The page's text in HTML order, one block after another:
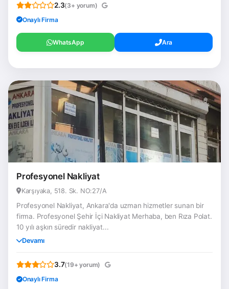
2.3(3+ yorum)
Onaylı Firma
WhatsApp Ara
Profesyonel Nakliyat
Karşıyaka, 518. Sk. NO:27/A
Profesyonel Nakliyat, Ankara'da uzman hizmetler sunan bir
firma. Profesyonel Şehir İçi Nakliyat Merhaba, ben Rıza Polat.
10 yılı aşkın süredir nakliyat...
Devamı
3.7(19+ yorum)
Onaylı Firma